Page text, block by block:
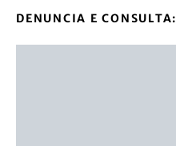
DENUNCIA E CONSULTA: